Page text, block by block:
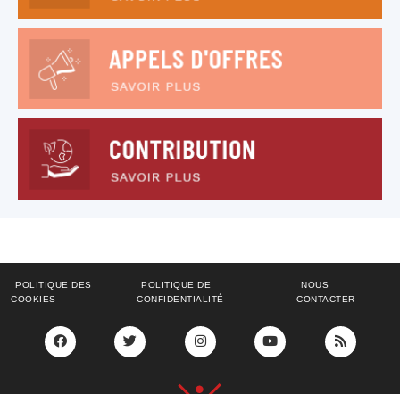
POLITIQUE DES
COOKIES
POLITIQUE DE
CONFIDENTIALITÉ
NOUS
CONTACTER